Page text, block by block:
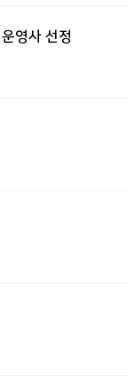
영사 선정